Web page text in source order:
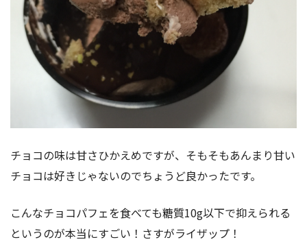
チョコの味は甘さひかえめですが、そもそもあんまり甘い
チョコは好きじゃないのでちょうど良かったです。
こんなチョコパフェを食べても糖質10g以下で抑えられる
というのが本当にすごい！さすがライザップ！